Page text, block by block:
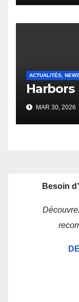
ACTUALITÉS,
Harbors
MAR 30, 2026
Besoin